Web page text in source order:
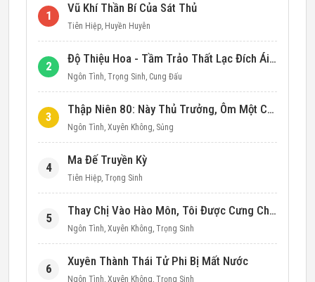
1
Vũ Khí Thần Bí Của Sát Thủ
Tiên Hiệp, Huyền Huyễn
2
Độ Thiệu Hoa - Tầm Trảo Thất Lạc Đích Ái Tình
Ngôn Tình, Trọng Sinh, Cung Đấu
3
Thập Niên 80: Này Thủ Trưởng, Ôm Một Cái Đi!
Ngôn Tình, Xuyên Không, Sủng
4
Ma Đế Truyền Kỳ
Tiên Hiệp, Trọng Sinh
5
Thay Chị Vào Hào Môn, Tôi Được Cưng Chiều Hết Mực (Thập Niên 90)
Ngôn Tình, Xuyên Không, Trọng Sinh
6
Xuyên Thành Thái Tử Phi Bị Mất Nước
Ngôn Tình, Xuyên Không, Trọng Sinh